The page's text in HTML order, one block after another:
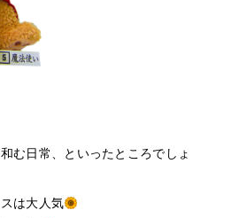
む日常、といったところでしょ
は大人気